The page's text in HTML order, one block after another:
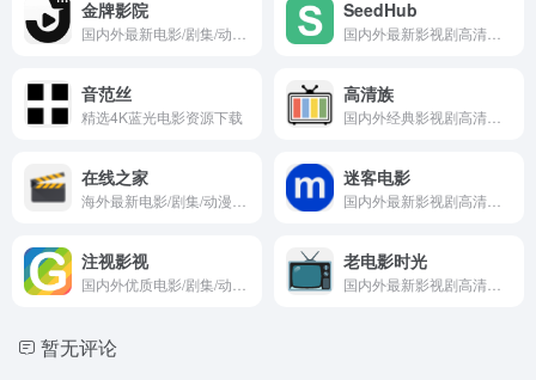
金牌影院 SeedHub
音范丝
精选4K蓝光电影资源下载
高清族
在线之家 迷客电影
注视影视 老电影时光
暂无评论